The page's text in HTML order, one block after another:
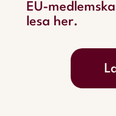
EU-
lesa her.